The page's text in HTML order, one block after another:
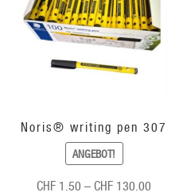
Noris® writing pen 307
ANGEBOT!
CHF 1.50 –CHF 130.00